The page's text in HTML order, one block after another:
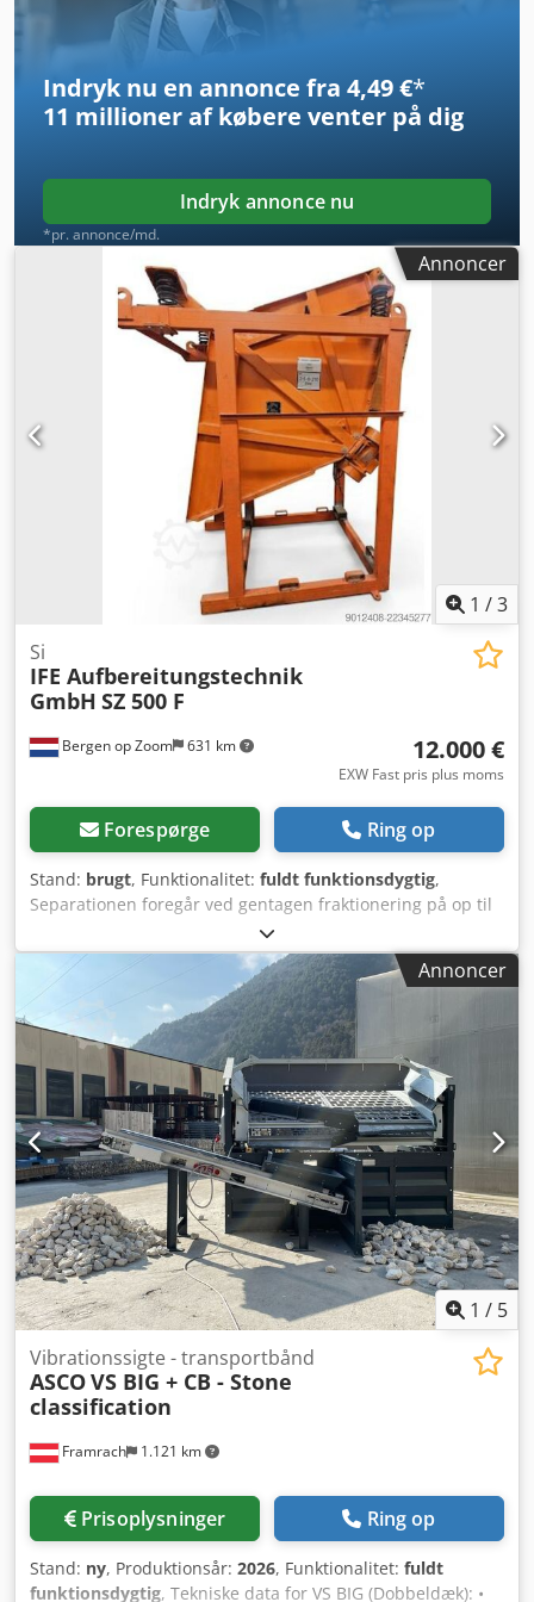
Hz) Strømforbrug: 13,3 A Effektfaktor (cos φ): 0,55
Beskyttelsesklasse: IP 66 Isolationsklasse (I.Cl.): F Vægt: 484
Indryk nu en annonce fra 4,49 €*
11 millioner af købere venter på dig
Indryk annonce nu
*pr. annonce/md.
Annoncer
1 /3
Bergen op Zoom 631 km
Si
IFE Aufbereitungstechnik
GmbH SZ 500 F
12.000 €
EXW Fast pris plus moms
Forespørge Ring op
Stand: brugt, Funktionalitet: fuldt funktionsdygtig,
Separationen foregår ved gentagen fraktionering på op til
5 langsgående, oven på hinanden placerede sigteplader,
hvis hældning øges nedad. Sigterammens drift sker ved
hjælp af ubalanceret motor. Dedpfxezl Sv Ss Agxswa De
indbyggede sigteplader har størrelsen 15-10-5-3-1 mm.
Maskinen har været i drift i et F&U-center i Israel. Da
virksomheden nu har etableret produktion i Europa, vil
F&U-centret blive lukket. Maskinerne vil blive transporteret
til Europa på ejerens regning og kan afleveres på en havn
eller i produktionsanlægget i Europa, EXW. Detaljerne for
en optimal transport skal afklares. Maskinprisen er angivet
eksklusiv emballering på palle.
Annoncer
1 / 5
Framrach 1.121 km
Vibrationssigte - transportbånd
ASCOVS BIG + CB - Stone
classification
Prisoplysninger Ring op
Stand: ny, Produktionsår: 2026, Funktionalitet: fuldt
funktionsdygtig, Tekniske data for VS BIG (Dobbeldæk): •